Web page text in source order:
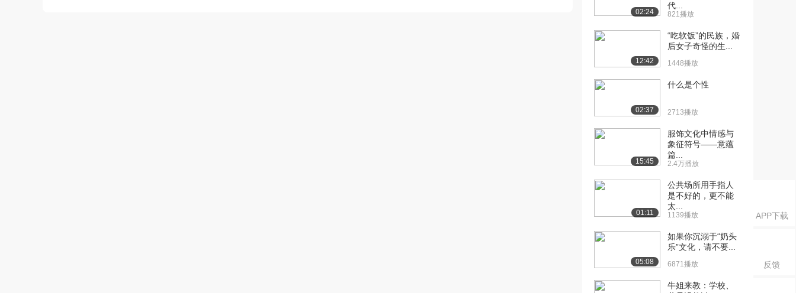
APP下载
反馈
[18] 社交礼仪（一）
（下）
4.2万播放
[19] 社交礼仪（二）
（上）
12:05
[21] 社交礼仪（二）
12:07
02:24
代...
821播放
12:42
“吃软饭”的民族，婚
后女子奇怪的生...
1448播放
02:37
什么是个性
2713播放
15:45
服饰文化中情感与
象征符号——意蕴
篇...
2.4万播放
01:11
公共场所用手指人
是不好的，更不能
太...
1139播放
05:08
如果你沉溺于“奶头
乐”文化，请不要...
6871播放
牛姐来教：学校、